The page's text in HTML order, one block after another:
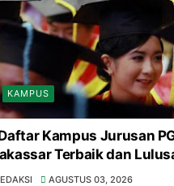
KAMPUS
Kampus Jurusan
Terbaik dan
AGUSTUS 03, 2026